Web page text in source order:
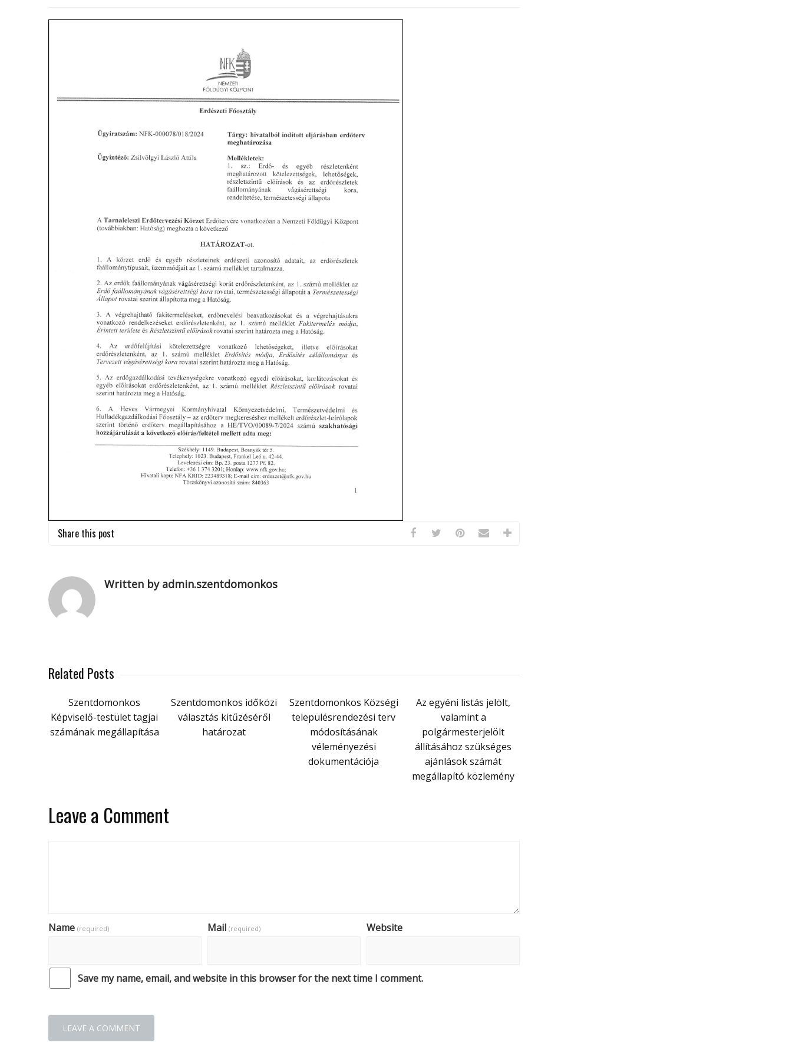
Share this post
Written by admin.szentdomonkos
Related Posts
Szentdomonkos
Képviselő-testület tagjai
számának megállapítása
Szentdomonkos időközi
választás kitűzéséről
határozat
Szentdomonkos Községi
településrendezési terv
módosításának
véleményezési
dokumentációja
Az egyéni listás jelölt,
valamint a
polgármesterjelölt
állításához szükséges
ajánlások számát
megállapító közlemény
Leave a Comment
Name (required) Mail (required) Website
Save my name, email, and website in this browser for the next time I comment.